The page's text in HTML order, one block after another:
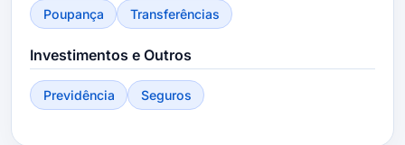
Poupança
Transferências
Investimentos e Outros
Previdência Seguros